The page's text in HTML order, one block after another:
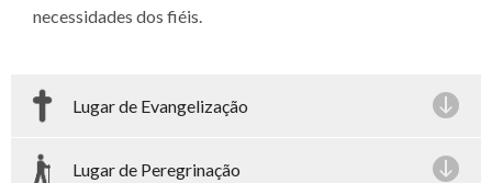
necessidades dos fiéis.
Lugar de Evangelização
Lugar de Peregrinação